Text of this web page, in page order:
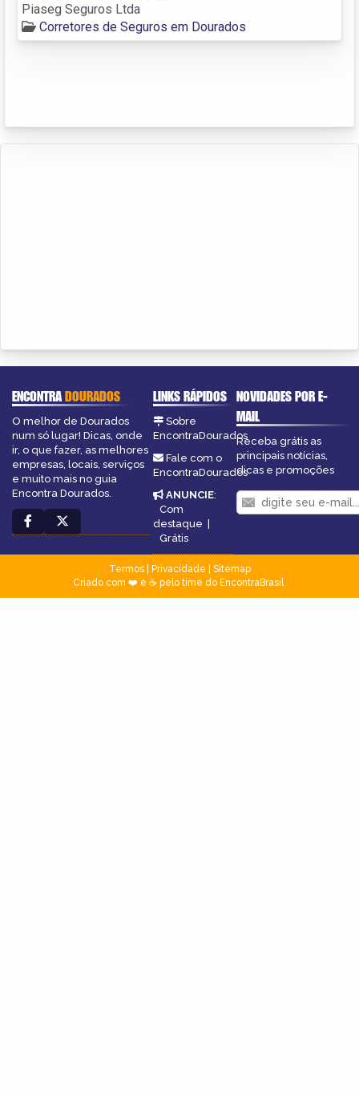
Piaseg Seguros Ltda
Corretores de Seguros em Dourados
ENCONTRADOURADOS
O melhor de Dourados
num só lugar! Dicas, onde
ir, o que fazer, as melhores
empresas, locais, serviços
e muito mais no guia
Encontra Dourados.
LINKS RÁPIDOS
Sobre
EncontraDourados
Fale com o
EncontraDourados
ANUNCIE:
Com
destaque |
Grátis
NOVIDADES POR E-
MAIL
Receba grátis as
principais notícias,
dicas e promoções
Termos| Privacidade
Sitemap
Criado com ❤️ e ☕ pelo time do EncontraBrasil